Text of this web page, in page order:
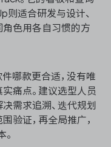
则适合研发与设计、
角色用各自习惯的方
哪款更合适，没有唯
痛点。建议选型人员
需求追溯、迭代规划
验证，再全局推广，